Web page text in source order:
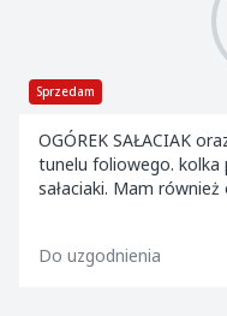
Sprzedam
OGÓREK SAŁACIAK
tunelu foliowego. kolka
sałaciaki. Mam
Do uzgodnienia